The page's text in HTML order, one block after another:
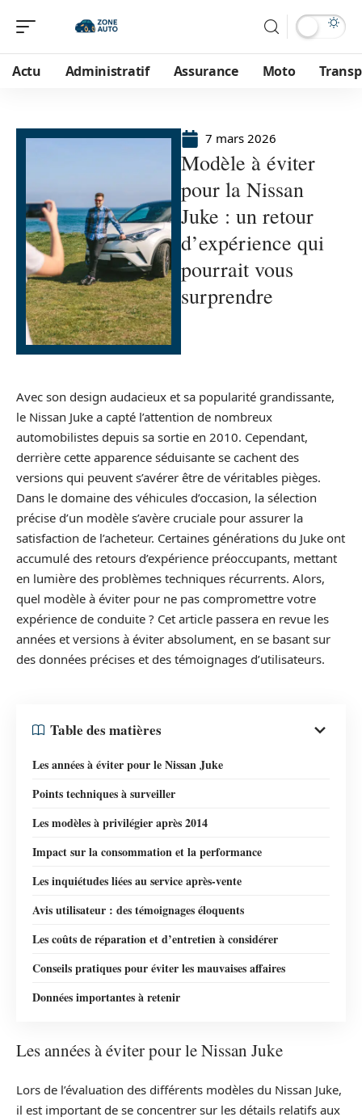
Actu Administratif Assurance Moto
7 mars 2026
Modèle à éviter
pour la Nissan
Juke : un retour
d’expérience qui
pourrait vous
surprendre
Avec son design audacieux et sa popularité grandissante,
le Nissan Juke a capté l’attention de nombreux
automobilistes depuis sa sortie en 2010. Cependant,
derrière cette apparence séduisante se cachent des
versions qui peuvent s’avérer être de véritables pièges.
Dans le domaine des véhicules d’occasion, la sélection
précise d’un modèle s’avère cruciale pour assurer la
satisfaction de l’acheteur. Certaines générations du Juke ont
accumulé des retours d’expérience préoccupants, mettant
en lumière des problèmes techniques récurrents. Alors,
quel modèle à éviter pour ne pas compromettre votre
expérience de conduite ? Cet article passera en revue les
années et versions à éviter absolument, en se basant sur
des données précises et des témoignages d’utilisateurs.
Table des matières
Les années à éviter pour le Nissan Juke
Points techniques à surveiller
Les modèles à privilégier après 2014
Impact sur la consommation et la performance
Les inquiétudes liées au service après-vente
Avis utilisateur : des témoignages éloquents
Les coûts de réparation et d’entretien à considérer
Conseils pratiques pour éviter les mauvaises affaires
Données importantes à retenir
Les années à éviter pour le Nissan Juke
Lors de l’évaluation des différents modèles du Nissan Juke,
il est important de se concentrer sur les détails relatifs aux